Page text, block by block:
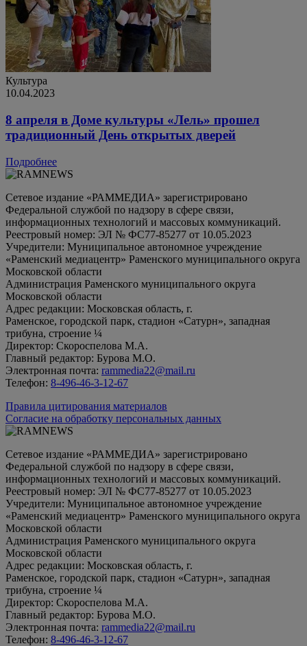
Культура
10.04.2023
8 апреля в Доме культуры «Лель» прошел
традиционный День открытых дверей
Подробнее
Сетевое издание «РАММЕДИА» зарегистрировано
Федеральной службой по надзору в сфере связи,
информационных технологий и массовых коммуникаций.
Реестровый номер: ЭЛ № ФС77-85277 от 10.05.2023
Учредители: Муниципальное автономное учреждение
«Раменский медиацентр» Раменского муниципального округа
Московской области
Администрация Раменского муниципального округа
Московской области
Адрес редакции: Московская область, г.
Раменское, городской парк, стадион «Сатурн», западная
трибуна, строение ¼
Директор: Скороспелова М.А.
Главный редактор: Бурова М.О.
Электронная почта: rammedia22@mail.ru
Телефон: 8-496-46-3-12-67
Правила цитирования материалов
Согласие на обработку персональных данных
Сетевое издание «РАММЕДИА» зарегистрировано
Федеральной службой по надзору в сфере связи,
информационных технологий и массовых коммуникаций.
Реестровый номер: ЭЛ № ФС77-85277 от 10.05.2023
Учредители: Муниципальное автономное учреждение
«Раменский медиацентр» Раменского муниципального округа
Московской области
Администрация Раменского муниципального округа
Московской области
Адрес редакции: Московская область, г.
Раменское, городской парк, стадион «Сатурн», западная
трибуна, строение ¼
Директор: Скороспелова М.А.
Главный редактор: Бурова М.О.
Электронная почта: rammedia22@mail.ru
Телефон: 8-496-46-3-12-67